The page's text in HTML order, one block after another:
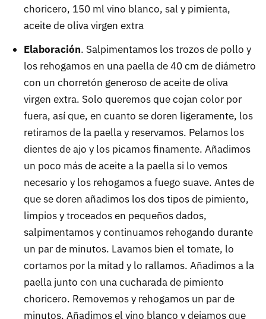
choricero, 150 ml vino blanco, sal y pimienta,
aceite de oliva virgen extra
Elaboración. Salpimentamos los trozos de pollo y
los rehogamos en una paella de 40 cm de diámetro
con un chorretón generoso de aceite de oliva
virgen extra. Solo queremos que cojan color por
fuera, así que, en cuanto se doren ligeramente, los
retiramos de la paella y reservamos. Pelamos los
dientes de ajo y los picamos finamente. Añadimos
un poco más de aceite a la paella si lo vemos
necesario y los rehogamos a fuego suave. Antes de
que se doren añadimos los dos tipos de pimiento,
limpios y troceados en pequeños dados,
salpimentamos y continuamos rehogando durante
un par de minutos. Lavamos bien el tomate, lo
cortamos por la mitad y lo rallamos. Añadimos a la
paella junto con una cucharada de pimiento
choricero. Removemos y rehogamos un par de
minutos. Añadimos el vino blanco y dejamos que